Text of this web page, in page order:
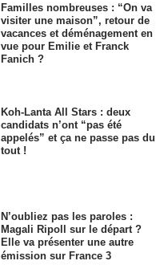
Familles nombreuses : “On va
visiter une maison”, retour de
vacances et déménagement en
vue pour Emilie et Franck
Fanich ?
Koh-Lanta All Stars : deux
candidats n’ont “pas été
appelés” et ça ne passe pas du
tout !
N’oubliez pas les paroles :
Magali Ripoll sur le départ ?
Elle va présenter une autre
émission sur France 3